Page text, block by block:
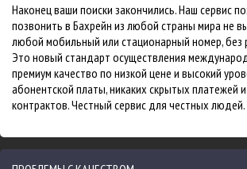
Наконец ваши поиски закончились. Наш сервис
позвонить в Бахрейн из любой страны мира не
любой мобильный или стационарный номер, без
Это новый стандарт осуществления
премиум качество по низкой цене и высокий
абонентской платы, никаких скрытых платежей
контрактов. Честный сервис для честных людей.